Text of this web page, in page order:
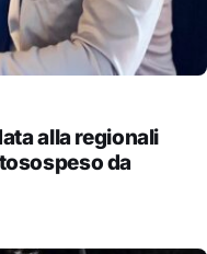
alla regionali
da